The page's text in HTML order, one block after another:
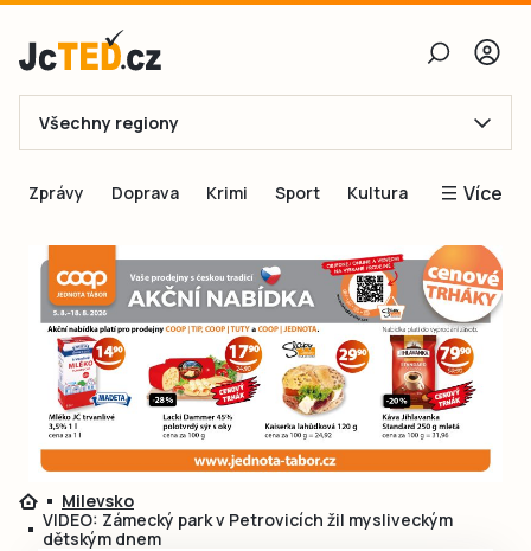
E-mail
Obnovit heslo
Přihlásit se
Přihlásit se přes Facebook
Ještě nemám účet, chci seRegistrovat
Všechny regiony
Zprávy Doprava Krimi Sport Kultura Více
Inspirace
Čtenáři píší
Speciální přílohy
Inzerce
Milevsko
VIDEO: Zámecký park v Petrovicích žil mysliveckým
dětským dnem